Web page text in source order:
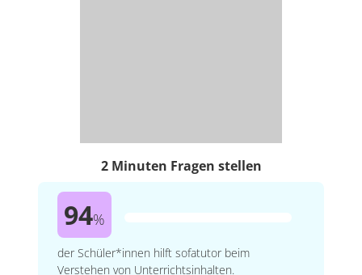
2 Minuten Fragen stellen
94%
der Schüler*innen hilft sofatutor beim
Verstehen von Unterrichtsinhalten.